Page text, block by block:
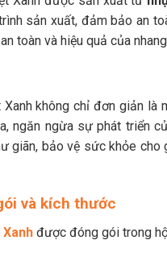
sản xuất, đảm bảo an
toàn và hiệu quả của
Xanh không chỉ đơn giản
ngăn ngừa sự phát triển
giãn, bảo vệ sức khỏe
và kích thước
được đóng gói trong